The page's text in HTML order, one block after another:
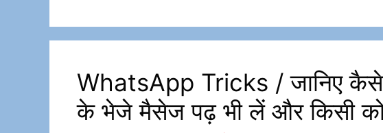
WhatsApp Tricks / जानिए
के भेजे मैसेज पढ़ भी लें और किसी